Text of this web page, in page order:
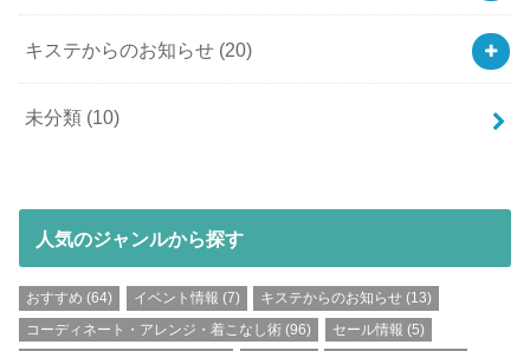
キステからのお知らせ (20)
未分類 (10)
人気のジャンルから探す
おすすめ (64) イベント情報 (7) キステからのお知らせ(13)
コーディネート・アレンジ・着こなし術 (96) セール情報 (5)